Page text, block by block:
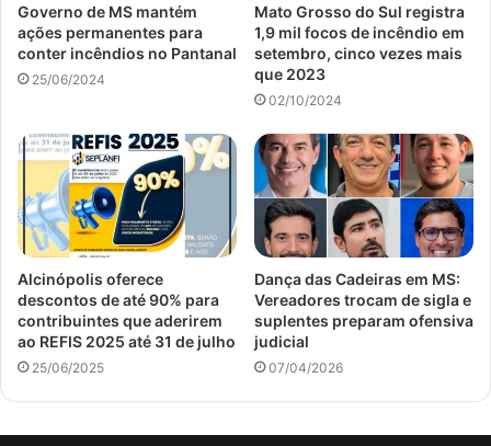
Governo de MS mantém
ações permanentes para
conter incêndios no Pantanal
25/06/2024
Mato Grosso do Sul registra
1,9 mil focos de incêndio em
setembro, cinco vezes mais
que 2023
02/10/2024
Alcinópolis oferece
descontos de até 90% para
contribuintes que aderirem
ao REFIS 2025 até 31 de julho
25/06/2025
Dança das Cadeiras em MS:
Vereadores trocam de sigla e
suplentes preparam ofensiva
judicial
07/04/2026